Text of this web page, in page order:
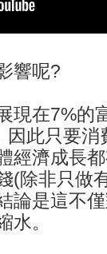
響呢?
現在7%的
因此只要消
經濟成長
(除非只做
論是這不
水。